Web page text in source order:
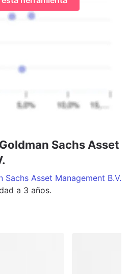
Sachs Asset
Sachs Asset Management B.V.
a 3 años.